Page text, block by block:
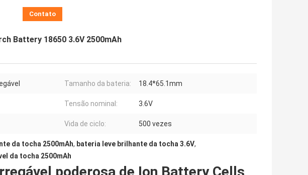
Contato
Battery 18650 3.6V 2500mAh
Tamanho da bateria: 18.4*65.1mm
Tensão nominal: 3.6V
Vida de ciclo: 500 vezes
da tocha 2500mAh, bateria leve brilhante da tocha 3.6V,
da tocha 2500mAh